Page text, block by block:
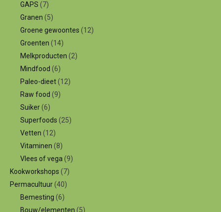
GAPS (7)
Granen (5)
Groene gewoontes (12)
Groenten (14)
Melkproducten (2)
Mindfood (6)
Paleo-dieet(12)
Raw food (9)
Suiker(6)
Superfoods (25)
Vetten (12)
Vitaminen (8)
Vlees of vega(9)
Kookworkshops (7)
Permacultuur(40)
Bemesting (6)
Bouw/elementen (5)